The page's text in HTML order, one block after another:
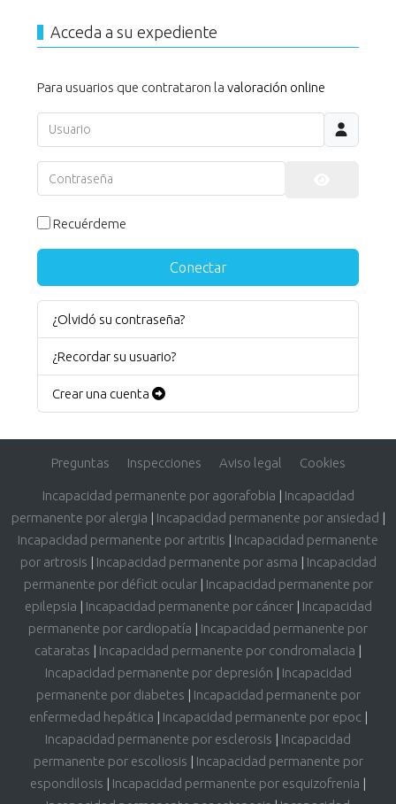
Acceda a su expediente
Para usuarios que contrataron la valoración online
Usuario
Contraseña
Recuérdeme
Conectar
¿Olvidó su contraseña?
¿Recordar su usuario?
Crear una cuenta
Preguntas Inspecciones Aviso legal Cookies
Incapacidad permanente por agorafobia | Incapacidad
permanente por alergia | Incapacidad permanente por ansiedad |
Incapacidad permanente por artritis | Incapacidad permanente
por artrosis | Incapacidad permanente por asma | Incapacidad
permanente por déficit ocular| Incapacidad permanente por
epilepsia | Incapacidad permanente por cáncer| Incapacidad
permanente por cardiopatía | Incapacidad permanente por
cataratas | Incapacidad permanente por condromalacia |
Incapacidad permanente por depresión | Incapacidad
permanente por diabetes | Incapacidad permanente por
enfermedad hepática | Incapacidad permanente por epoc|
Incapacidad permanente por esclerosis | Incapacidad
permanente por escoliosis | Incapacidad permanente por
espondilosis | Incapacidad permanente por esquizofrenia |